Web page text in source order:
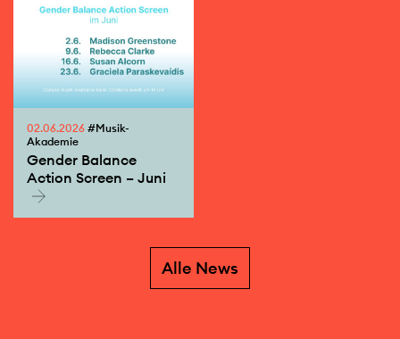
02.06.2026 #Musik-
Akademie
Gender Balance
Action Screen – Juni
Alle News